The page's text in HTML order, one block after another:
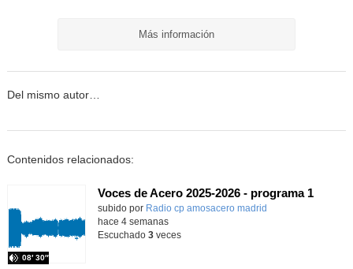
Más información
Del mismo autor…
Contenidos relacionados:
Voces de Acero 2025-2026 - programa 1
Contenido educativo.
subido por Radio cp amosacero madrid
08′ 30″
hace 4 semanas
Escuchado 3veces